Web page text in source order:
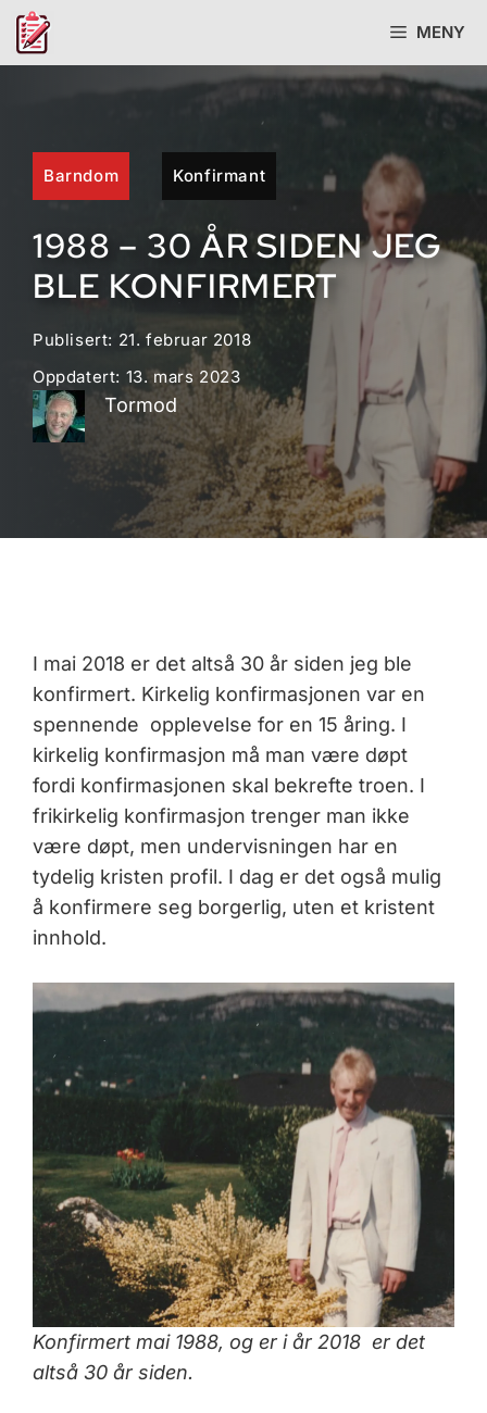
Hopp
MENY
Barndom Konfirmant
1988 – 30 ÅR SIDEN JEG
BLE KONFIRMERT
Publisert: 21. februar 2018
Oppdatert: 13. mars 2023
Tormod
I mai 2018 er det altså 30 år siden jeg ble
konfirmert. Kirkelig konfirmasjonen var en
spennende opplevelse for en 15 åring. I
kirkelig konfirmasjon må man være døpt
fordi konfirmasjonen skal bekrefte troen. I
frikirkelig konfirmasjon trenger man ikke
være døpt, men undervisningen har en
tydelig kristen profil. I dag er det også mulig
å konfirmere seg borgerlig, uten et kristent
innhold.
Konfirmert mai 1988, og er i år 2018 er det
altså 30 år siden.